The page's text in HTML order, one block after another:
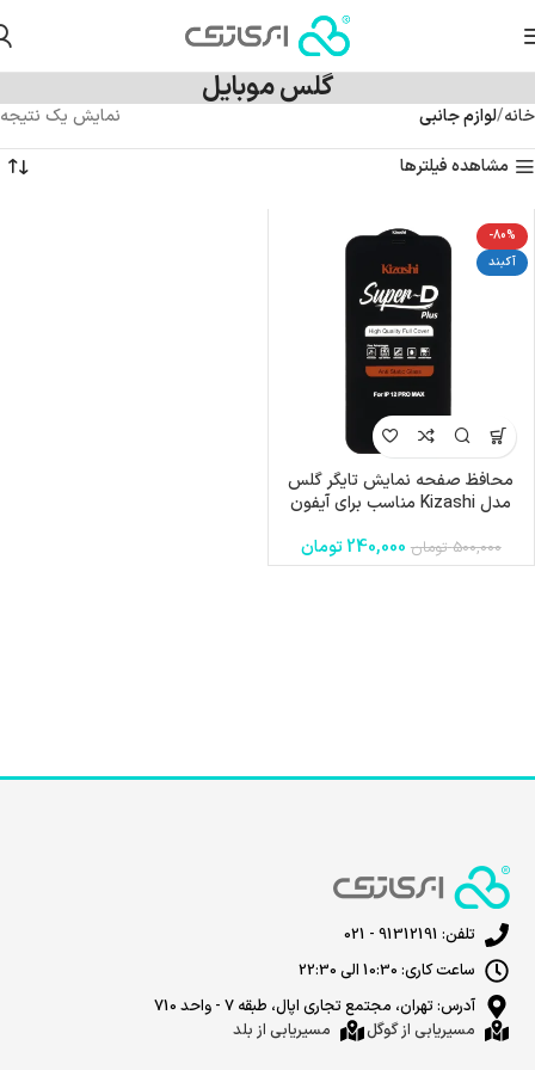
گلس موبایل
خانه لوازم جانبی
نمایش یک نتیجه
مشاهده فیلترها
-80%
آکبند
محافظ صفحه نمایش تایگر گلس
مدل Kizashi مناسب برای آیفون
500,000 تومان 240,000تومان
تلفن: 91312191 - 021
ساعت کاری: 10:30 الی 22:30
آدرس: تهران، مجتمع تجاری اپال، طبقه 7 - واحد 710
مسیریابی از گوگل
مسیریابی از بلد